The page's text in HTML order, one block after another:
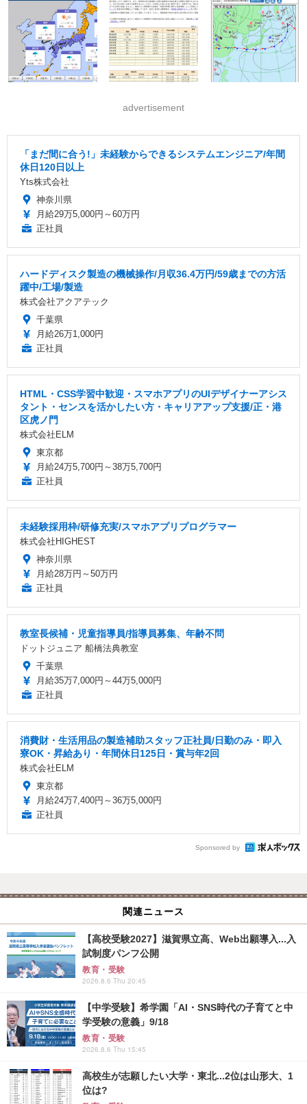
advertisement
「まだ間に合う!」未経験からできるシステムエンジニア/年間
休日120日以上
Yts株式会社
神奈川県
月給29万5,000円～60万円
正社員
ハードディスク製造の機械操作/月収36.4万円/59歳までの方活
躍中/工場/製造
株式会社アクアテック
千葉県
月給26万1,000円
正社員
HTML・CSS学習中歓迎・スマホアプリのUIデザイナーアシス
タント・センスを活かしたい方・キャリアアップ支援/正・港
区虎ノ門
株式会社ELM
東京都
月給24万5,700円～38万5,700円
正社員
未経験採用枠/研修充実/スマホアプリプログラマー
株式会社HIGHEST
神奈川県
月給28万円～50万円
正社員
教室長候補・児童指導員/指導員募集、年齢不問
ドットジュニア 船橋法典教室
千葉県
月給35万7,000円～44万5,000円
正社員
消費財・生活用品の製造補助スタッフ正社員/日勤のみ・即入
寮OK・昇給あり・年間休日125日・賞与年2回
株式会社ELM
東京都
月給24万7,400円～36万5,000円
正社員
Sponsored by
関連ニュース
【高校受験2027】滋賀県立高、Web出願導入...入
試制度パンフ公開
教育・受験
2026.8.6 Thu 20:45
【中学受験】希学園「AI・SNS時代の子育てと中
学受験の意義」9/18
教育・受験
2026.8.6 Thu 15:45
高校生が志願したい大学・東北...2位は山形大、1
位は?